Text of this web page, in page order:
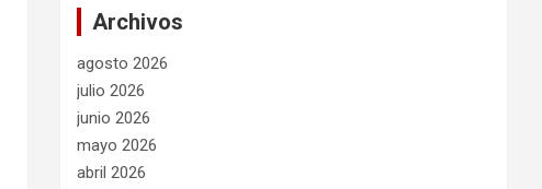
Archivos
agosto 2026
julio 2026
junio 2026
mayo 2026
abril 2026